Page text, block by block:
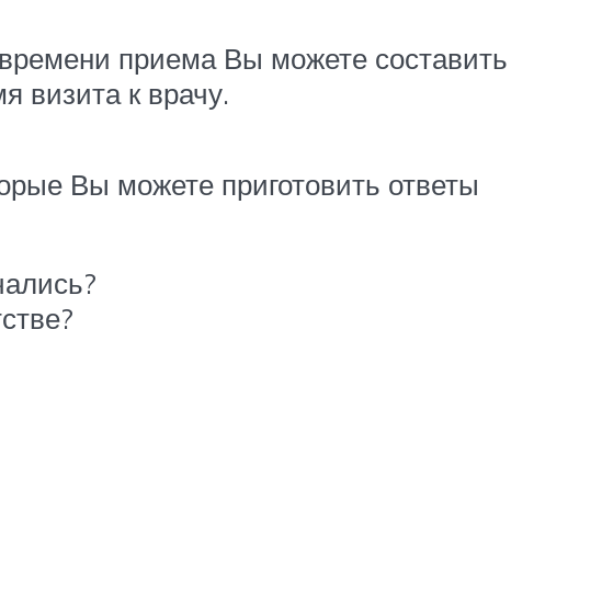
приема Вы можете составить
визита к врачу.
Вы можете приготовить ответы